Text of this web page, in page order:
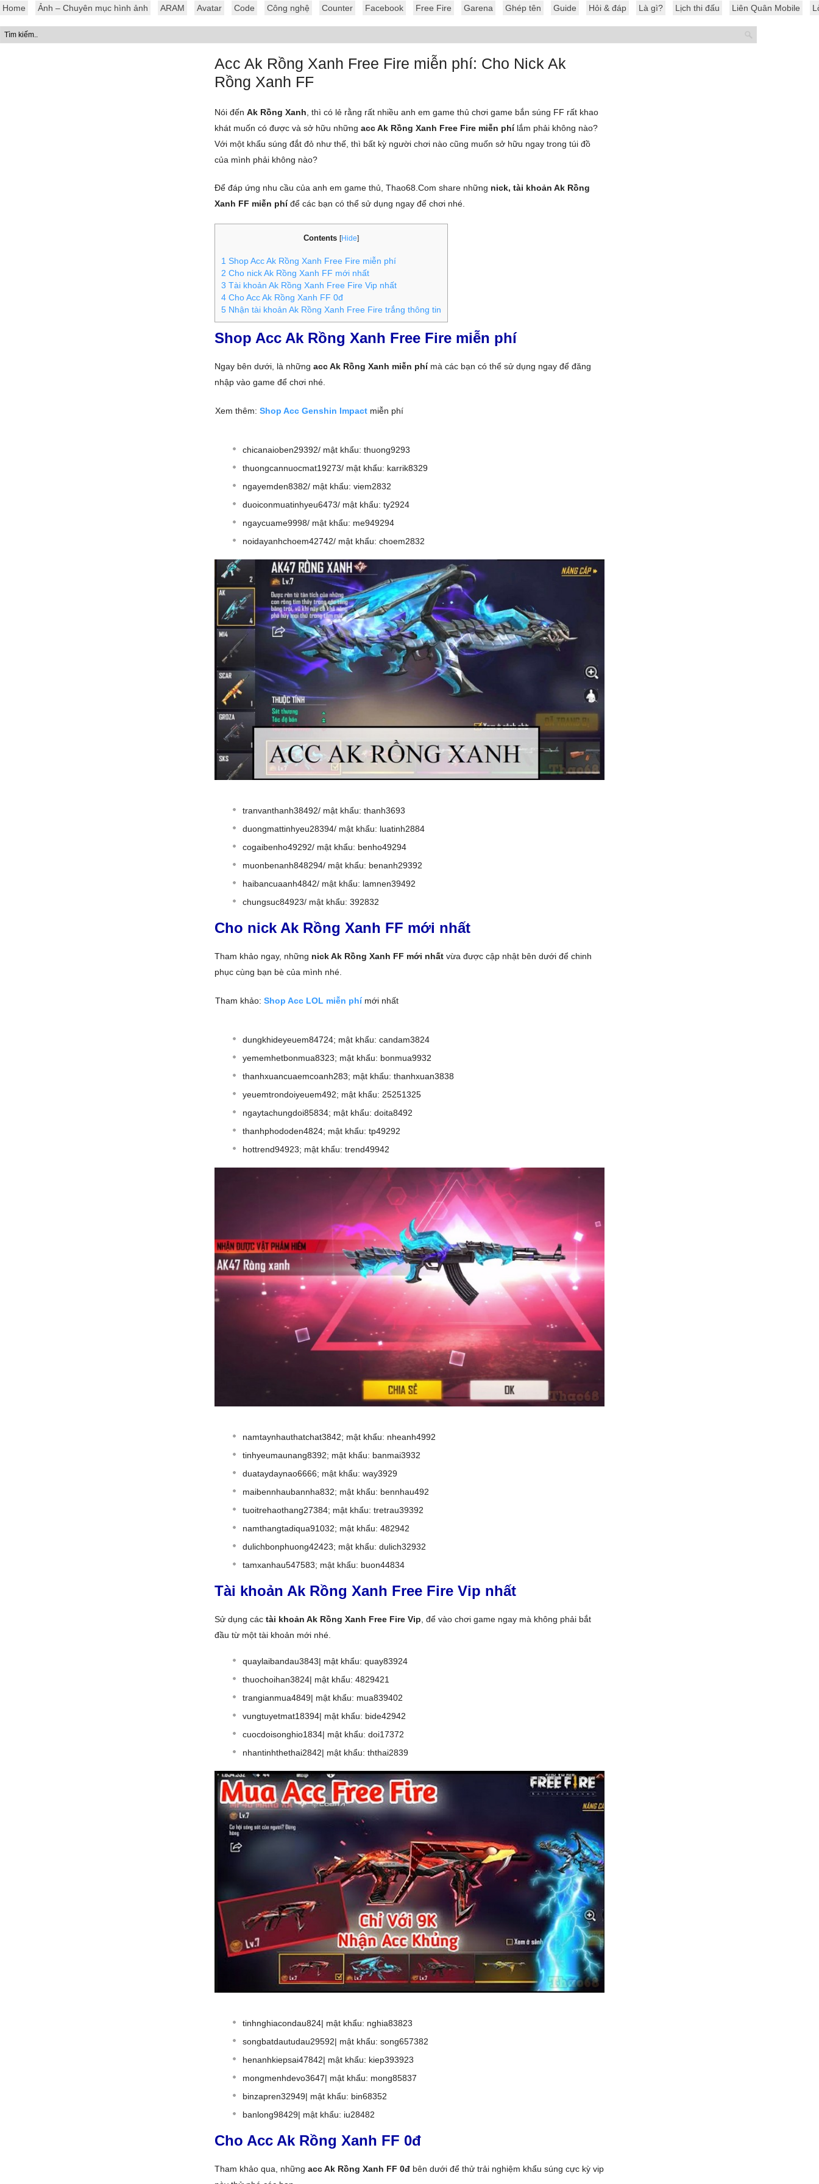
Home Ảnh – Chuyên mục hình ảnh ARAM Avatar Code Công nghệ Counter Facebook Free Fire Garena Ghép tên Guide Hỏi & đáp Là gì? Lịch thi đấu Liên Quân Mobile
Acc Ak Rồng Xanh Free Fire miễn phí: Cho Nick Ak
Rồng Xanh FF
Nói đến Ak Rồng Xanh , thì có lẻ rằng rất nhiều anh em game thủ chơi game bắn súng FF rất khao
khát muốn có được và sở hữu những acc Ak Rồng Xanh Free Fire miễn phílắm phải không nào?
Với một khẩu súng đắt đỏ như thế, thì bất kỳ người chơi nào cũng muốn sở hữu ngay trong túi đồ
của mình phải không nào?
Để đáp ứng nhu cầu của anh em game thủ, Thao68.Com share những nick, tài khoản Ak Rồng
Xanh FF miễn phíđể các bạn có thể sử dụng ngay để chơi nhé.
Contents [Hide]
1 Shop Acc Ak Rồng Xanh Free Fire miễn phí
2 Cho nick Ak Rồng Xanh FF mới nhất
3 Tài khoản Ak Rồng Xanh Free Fire Vip nhất
4 Cho Acc Ak Rồng Xanh FF 0đ
5 Nhận tài khoản Ak Rồng Xanh Free Fire trắng thông tin
Shop Acc Ak Rồng Xanh Free Fire miễn phí
Ngay bên dưới, là những acc Ak Rồng Xanh miễn phímà các bạn có thể sử dụng ngay để đăng
nhập vào game để chơi nhé.
Xem thêm: Shop Acc Genshin Impact miễn phí
chicanaioben29392/ mật khẩu: thuong9293
thuongcannuocmat19273/ mật khẩu: karrik8329
ngayemden8382/ mật khẩu: viem2832
duoiconmuatinhyeu6473/ mật khẩu: ty2924
ngaycuame9998/ mật khẩu: me949294
noidayanhchoem42742/ mật khẩu: choem2832
tranvanthanh38492/ mật khẩu: thanh3693
duongmattinhyeu28394/ mật khẩu: luatinh2884
cogaibenho49292/ mật khẩu: benho49294
muonbenanh848294/ mật khẩu: benanh29392
haibancuaanh4842/ mật khẩu: lamnen39492
chungsuc84923/ mật khẩu: 392832
Cho nick Ak Rồng Xanh FF mới nhất
Tham khảo ngay, những nick Ak Rồng Xanh FF mới nhất vừa được cập nhật bên dưới để chinh
phục cùng bạn bè của mình nhé.
Tham khảo: Shop Acc LOL miễn phímới nhất
dungkhideyeuem84724; mật khẩu: candam3824
yememhetbonmua8323; mật khẩu: bonmua9932
thanhxuancuaemcoanh283; mật khẩu: thanhxuan3838
yeuemtrondoiyeuem492; mật khẩu: 25251325
ngaytachungdoi85834; mật khẩu: doita8492
thanhphododen4824; mật khẩu: tp49292
hottrend94923; mật khẩu: trend49942
namtaynhauthatchat3842; mật khẩu: nheanh4992
tinhyeumaunang8392; mật khẩu: banmai3932
duataydaynao6666; mật khẩu: way3929
maibennhaubannha832; mật khẩu: bennhau492
tuoitrehaothang27384; mật khẩu: tretrau39392
namthangtadiqua91032; mật khẩu: 482942
dulichbonphuong42423; mật khẩu: dulich32932
tamxanhau547583; mật khẩu: buon44834
Tài khoản Ak Rồng Xanh Free Fire Vip nhất
Sử dụng các tài khoản Ak Rồng Xanh Free Fire Vip , để vào chơi game ngay mà không phải bắt
đầu từ một tài khoản mới nhé.
quaylaibandau3843| mật khẩu: quay83924
thuochoihan3824| mật khẩu: 4829421
trangianmua4849| mật khẩu: mua839402
vungtuyetmat18394| mật khẩu: bide42942
cuocdoisonghio1834| mật khẩu: doi17372
nhantinhthethai2842| mật khẩu: ththai2839
tinhnghiacondau824| mật khẩu: nghia83823
songbatdautudau29592| mật khẩu: song657382
henanhkiepsai47842| mật khẩu: kiep393923
mongmenhdevo3647| mật khẩu: mong85837
binzapren32949| mật khẩu: bin68352
banlong98429| mật khẩu: iu28482
Cho Acc Ak Rồng Xanh FF 0đ
Tham khảo qua, những acc Ak Rồng Xanh FF 0đ bên dưới để thử trải nghiệm khẩu súng cực kỳ vip